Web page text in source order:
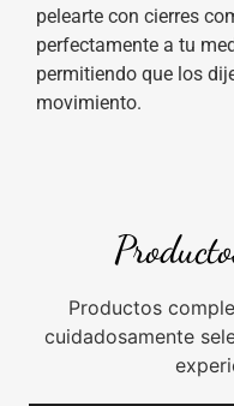
pelearte con cierres
perfectamente a tu
permitiendo que los
movimiento.
Productos
cuidadosamente